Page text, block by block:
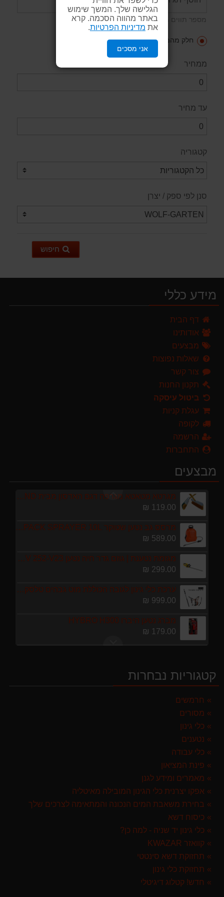
הגלישה שלך. המשך שימוש
באתר מהווה הסכמה. קרא
את מדיניות הפרטיות
אני מסכים
מספר תווים מינימאלי: 2
חלק מהמילים כל המילים
ממחיר
עד מחיר
קטגוריה
סנן לפי ספק / יצרן
חיפוש
מידע כללי
דף הבית
אודותינו
מבצעים
שאלות נפוצות
צור קשר
תקנון החנות
ביטול עיסקה
עגלת קניות
לקופה
הרשמה
התחברות
מבצעים
119.00 ₪
299.00 ₪
999.00 ₪
מברג נטען היברו HYBRO H300
499.00 ₪
מגרטא מטאטא מגרפה דגם האדסון מבית GARLAND ספרד
119.00 ₪
מרסס גב נטען שטוקר STOCKER BACKPACK SPRAYER 10L איטליה
589.00 ₪
מגזמת נטענת | גוזם גדר חיה נטען GARLAND SET KEEPER 20V 252-V23 גוף בלבד
299.00 ₪
ערכת כלי גינון לגובה הכוללת מוט גבהים טלסקופי 5 מטר, מסור, תוכי ומספרי גבהים גדר חי גרלנד GARLAND באנדל האדסון
999.00 ₪
מברג נטען היברו HYBRO H300
179.00 ₪
299.00 ₪
999.00 ₪
מברג נטען היברו HYBRO H300
179.00 ₪
קטגוריות נבחרות
חרמשים
מסורים
כלי גינון
נטענים
כלי עבודה
פינת המציאון
מאמרים ומידע לגנן
אפקו יצרנית כלי הגינון המובילה מאיטליה
בחירת משאבת המים הנכונה והמתאימה לצרכים שלך
כיסוח דשא
כלי גינון יד שניה - למה כן?
קוואזר KWAZAR
תחזוקת דשא סינטטי
תחזוקת כלי גינון
חדש! קטלוג דיגיטלי